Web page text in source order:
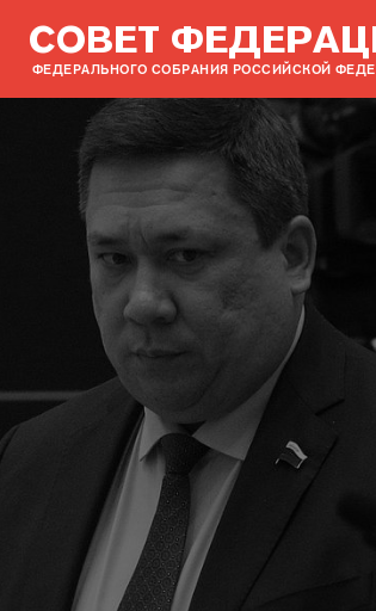
СОВЕТ
ФЕДЕРАЛЬНОГО СОБРАНИЯ РОССИЙСКОЙ